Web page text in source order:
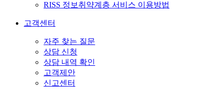
RISS 정보취약계층 서비스 이용방법
고객센터
자주 찾는 질문
상담 신청
상담 내역 확인
고객제안
신고센터